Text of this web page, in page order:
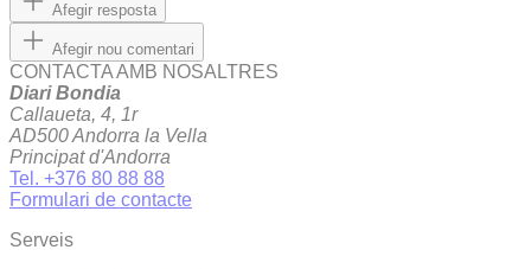
Afegir resposta
Afegir nou comentari
CONTACTA AMB NOSALTRES
Diari Bondia
Callaueta, 4, 1r
AD500 Andorra la Vella
Principat d'Andorra
Tel. +376 80 88 88
Formulari de contacte
Serveis